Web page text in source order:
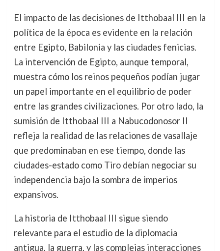
El impacto de las decisiones de Itthobaal III en la
política de la época es evidente en la relación
entre Egipto, Babilonia y las ciudades fenicias.
La intervención de Egipto, aunque temporal,
muestra cómo los reinos pequeños podían jugar
un papel importante en el equilibrio de poder
entre las grandes civilizaciones. Por otro lado, la
sumisión de Itthobaal III a Nabucodonosor II
refleja la realidad de las relaciones de vasallaje
que predominaban en ese tiempo, donde las
ciudades-estado como Tiro debían negociar su
independencia bajo la sombra de imperios
expansivos.
La historia de Itthobaal III sigue siendo
relevante para el estudio de la diplomacia
antigua, la guerra, y las complejas interacciones